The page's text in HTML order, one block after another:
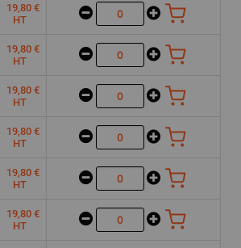
19,80 €
HT
19,80 €
HT
19,80 €
HT
19,80 €
HT
19,80 €
HT
19,80 €
HT